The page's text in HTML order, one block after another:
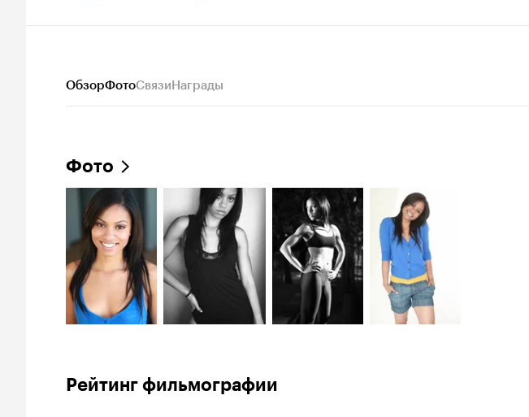
ОбзорФотоСвязиНаграды
Фото
Рейтинг фильмографии